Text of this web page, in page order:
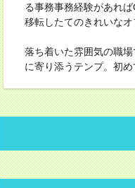
る事務事務経験があれ
移転したてのきれいな
落ち着いた雰囲気の職
に寄り添うテンプ。初